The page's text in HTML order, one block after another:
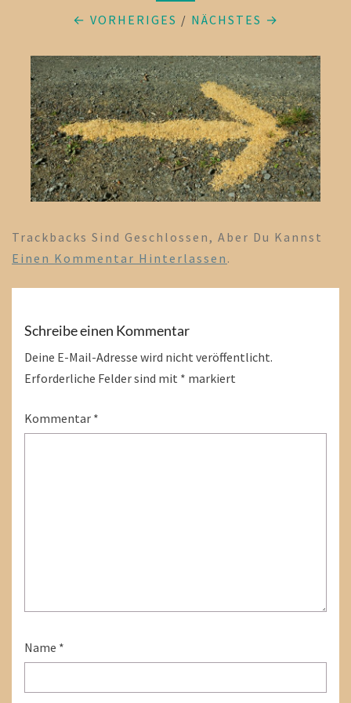
← VORHERIGES / NÄCHSTES →
Trackbacks Sind Geschlossen, Aber Du Kannst
Einen Kommentar Hinterlassen .
Schreibe einen Kommentar
Deine E-Mail-Adresse wird nicht veröffentlicht.
Erforderliche Felder sind mit * markiert
Kommentar *
Name *